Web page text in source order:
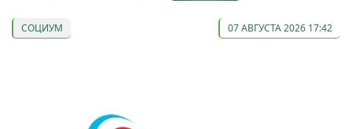
СОЦИУМ 07 АВГУСТА 2026 17:42